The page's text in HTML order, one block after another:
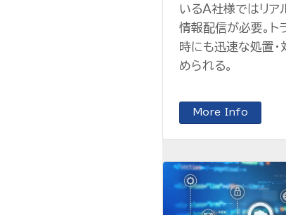
いるA社様ではリア
情報配信が必要。ト
時にも迅速な処置・
められる。
More Info